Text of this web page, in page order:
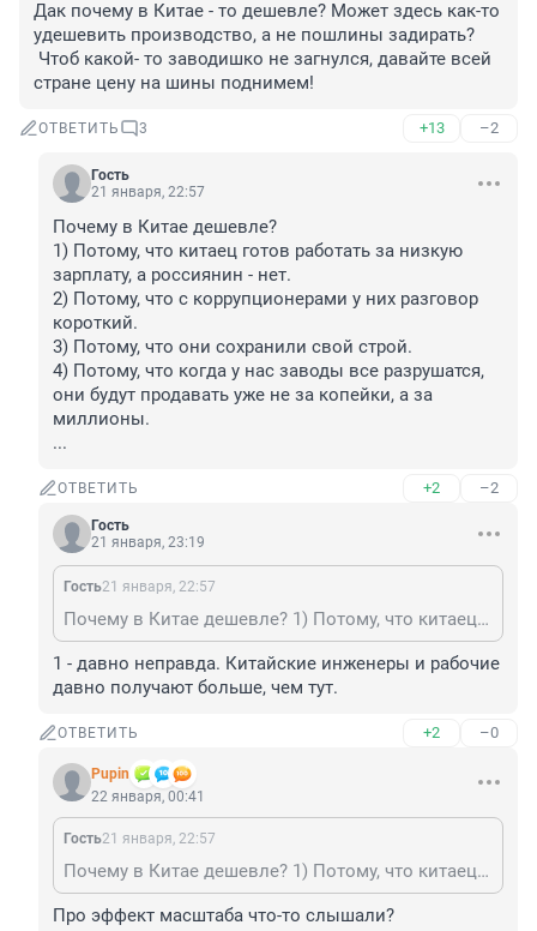
Дак почему в Китае - то дешевле? Может здесь как-то
удешевить производство, а не пошлины задирать?
Чтоб какой- то заводишко не загнулся, давайте всей
стране цену на шины поднимем!
ОТВЕТИТЬ 3 +13 –2
Гость
21 января, 22:57
Почему в Китае дешевле?
1) Потому, что китаец готов работать за низкую
зарплату, а россиянин - нет.
2) Потому, что с коррупционерами у них разговор
короткий.
3) Потому, что они сохранили свой строй.
4) Потому, что когда у нас заводы все разрушатся,
они будут продавать уже не за копейки, а за
миллионы.
...
ОТВЕТИТЬ +2 –2
Гость
21 января, 23:19
Гость21 января, 22:57
Почему в Китае дешевле? 1) Потому, что китаец готов работать за низкую зарплату, а россиянин - нет. 2) Потому, что с коррупционерами у них разговор короткий. 3) Потому, что они сохранили свой строй. 4) Потому, что когда у нас заводы все разрушатся, они будут продавать уже не за копейки, а за миллионы. ...
1 - давно неправда. Китайские инженеры и рабочие
давно получают больше, чем тут.
ОТВЕТИТЬ +2 –0
Pupin
22 января, 00:41
Гость21 января, 22:57
Почему в Китае дешевле? 1) Потому, что китаец готов работать за низкую зарплату, а россиянин - нет. 2) Потому, что с коррупционерами у них разговор короткий. 3) Потому, что они сохранили свой строй. 4) Потому, что когда у нас заводы все разрушатся, они будут продавать уже не за копейки, а за миллионы. ...
Про эффект масштаба что-то слышали?